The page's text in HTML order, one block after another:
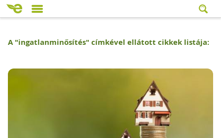
A "ingatlanminősítés" címkével ellátott cikkek listája: